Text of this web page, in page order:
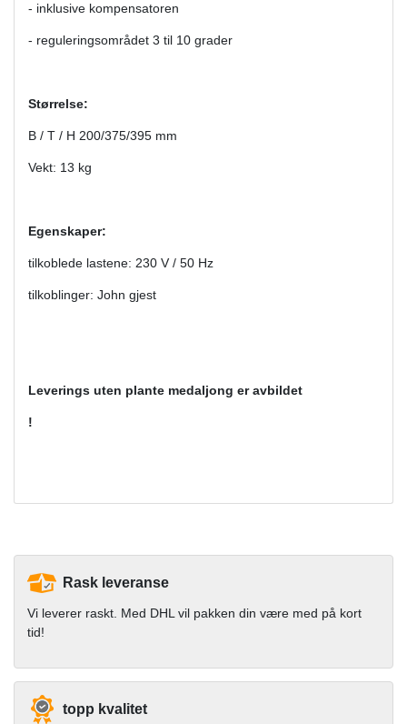
- inklusive kompensatoren
- reguleringsområdet 3 til 10 grader
Størrelse:
B / T / H 200/375/395 mm
Vekt: 13 kg
Egenskaper:
tilkoblede lastene: 230 V / 50 Hz
tilkoblinger: John gjest
Leverings uten plante medaljong er avbildet
!
Rask leveranse
Vi leverer raskt. Med DHL vil pakken din være med på kort
tid!
topp kvalitet